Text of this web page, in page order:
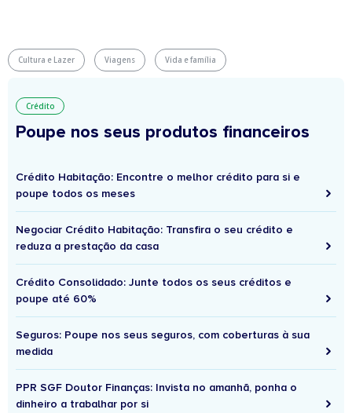
Cultura e Lazer Viagens Vida e família
Crédito
Poupe nos seus produtos financeiros
Crédito Habitação: Encontre o melhor crédito para si e
poupe todos os meses
Negociar Crédito Habitação: Transfira o seu crédito e
reduza a prestação da casa
Crédito Consolidado: Junte todos os seus créditos e
poupe até 60%
Seguros: Poupe nos seus seguros, com coberturas à sua
medida
PPR SGF Doutor Finanças: Invista no amanhã, ponha o
dinheiro a trabalhar por si